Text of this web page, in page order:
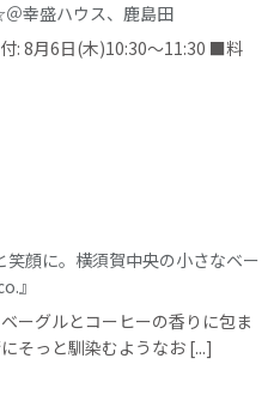
幸盛ハウス、鹿島田
: 8月6日(木)10:30～11:30 ■料
笑顔に。横須賀中央の小さなベー
』
ーグルとコーヒーの香りに包ま
そっと馴染むようなお [...]